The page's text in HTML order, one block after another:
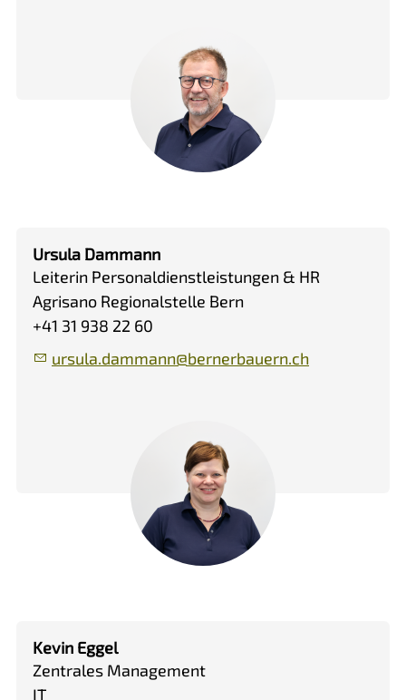
Ursula Dammann
Leiterin Personaldienstleistungen & HR
Agrisano Regionalstelle Bern
+41 31 938 22 60
rs l d mm nn b rn rb rn ch
Kevin Eggel
Zentrales Management
IT